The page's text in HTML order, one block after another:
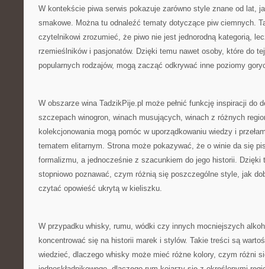
W kontekście piwa serwis pokazuje zarówno style znane od lat,
smakowe. Można tu odnaleźć tematy dotyczące piw ciemnych.
czytelnikowi zrozumieć, że piwo nie jest jednorodną kategorią,
rzemieślników i pasjonatów. Dzięki temu nawet osoby, które do
popularnych rodzajów, mogą zacząć odkrywać inne poziomy
W obszarze wina TadzikPije.pl może pełnić funkcję inspiracji do
szczepach winogron, winach musujących, winach z różnych
kolekcjonowania mogą pomóc w uporządkowaniu wiedzy i
tematem elitarnym. Strona może pokazywać, że o winie da się
formalizmu, a jednocześnie z szacunkiem do jego historii. Dzięki
stopniowo poznawać, czym różnią się poszczególne style, jak
czytać opowieść ukrytą w kieliszku.
W przypadku whisky, rumu, wódki czy innych mocniejszych
koncentrować się na historii marek i stylów. Takie treści są
wiedzieć, dlaczego whisky może mieć różne kolory, czym różni